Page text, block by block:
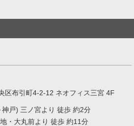
区布引町4-2-12 ネオフィス三宮 4F
戸) 三ノ宮より 徒歩 約2分
・大丸前より 徒歩 約11分